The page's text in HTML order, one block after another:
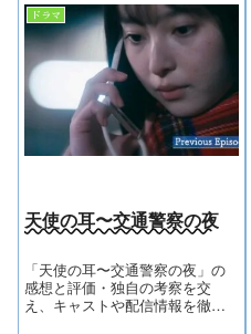
ドラマ
天使の耳〜交通警察の夜
「天使の耳〜交通警察の夜」の
感想と評価・独自の考察を交
え、キャストや配信情報を徹底